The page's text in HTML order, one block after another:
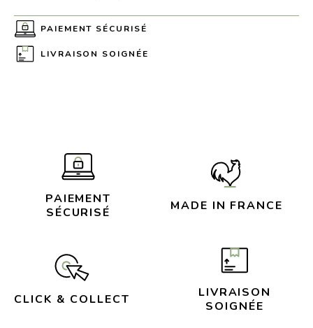
PAIEMENT SÉCURISÉ
LIVRAISON SOIGNÉE
PAIEMENT
SÉCURISÉ
MADE IN FRANCE
CLICK & COLLECT
LIVRAISON
SOIGNÉE